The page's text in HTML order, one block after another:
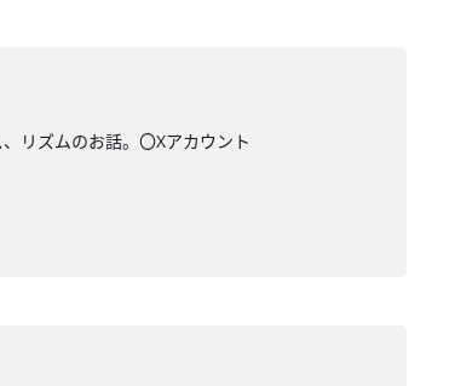
リズムのお話。〇Xアカウント